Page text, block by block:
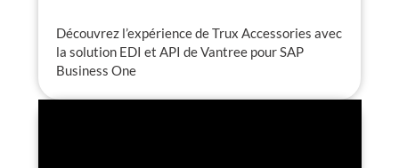
Découvrez l’expérience de Trux Accessories avec
la solution EDI et API de Vantree pour SAP
Business One